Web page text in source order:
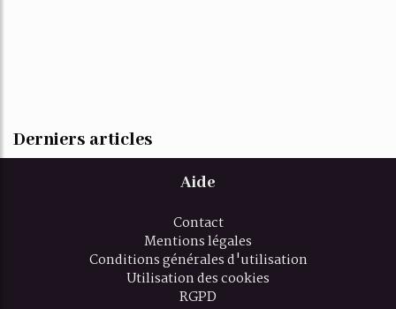
Derniers articles
Aide
Contact
Mentions légales
Conditions générales d'utilisation
Utilisation des cookies
RGPD